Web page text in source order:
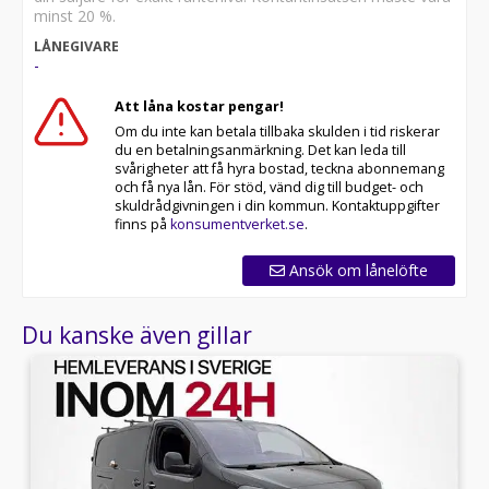
Riddermark Bil Trygghetsleasing
Med Riddermark Bil Trygghetsleasing får du fullständig
sinnesro under hela leasingperioden. Vi erbjuder
extern garanti och dubbla, kvalitetssäkrade
hjuluppsättningar, allt till marknadens mest
konkurrenskraftiga priser. För mer information och
personlig hjälp, kontakta våra erfarna säljare.
Välkommen till Riddermark Bil AB, Sveriges största
per år, erbjuder vi ett brett urval av leveransklara
fordon och hemleverans i hela Sverige. Samtliga bilar
Eftersom våra bilar säljs snabbt, rekommenderar vi att
du ringer oss på 08-522 22 788 för att säkerställa att
din drömbil finns kvar!
Vi erbjuder skräddarsydd finansiering, marknadens
billigaste helförsäkring och tar gärna din gamla bil i
inbyte. Se hur vi testar alla våra bilar i videon nedan:
minst 20 %.
LÅNEGIVARE
-
Att låna kostar pengar!
Om du inte kan betala tillbaka skulden i tid riskerar
du en betalningsanmärkning. Det kan leda till
svårigheter att få hyra bostad, teckna abonnemang
och få nya lån. För stöd, vänd dig till budget- och
skuldrådgivningen i din kommun. Kontaktuppgifter
finns på konsumentverket.se.
Ansök om lånelöfte
Du kanske även gillar